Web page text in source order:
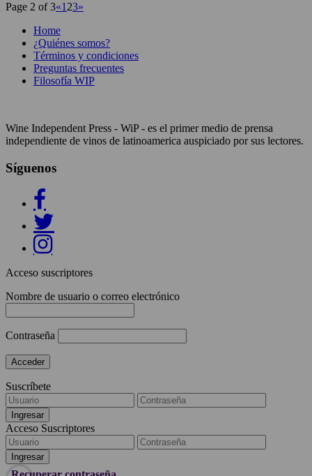
Page 2 of 3«1 23»
Home
¿Quiénes somos?
Términos y condiciones
Preguntas frecuentes
Filosofía WIP
Wine Independent Press - WiP - es el primer medio de prensa
independiente de vinos de latinoamerica auspiciado por sus lectores.
Síguenos
Acceso suscriptores
Nombre de usuario o correo electrónico
Contraseña
Suscríbete
Acceso Suscriptores